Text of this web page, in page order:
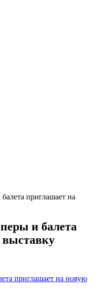
приглашает на
и балета